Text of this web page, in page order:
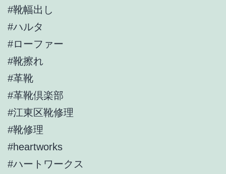
#靴幅出し
#ハルタ
#ローファー
#靴擦れ
#革靴
#革靴倶楽部
#江東区靴修理
#靴修理
#heartworks
#ハートワークス